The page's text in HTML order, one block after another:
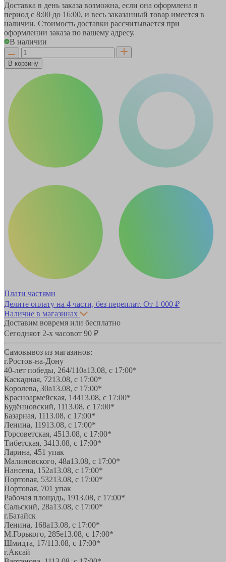
Доставка в день заказа возможна, если она оформлена в
период с 8:00 до 16:00, и весь заказанный товар имеется в
наличии. Стоимость доставки рассчитывается при
оформлении заказа по вашему адресу.
В наличии
В корзину
Плати частями
Делите оплату на 4 части, без переплат. От 1 000 ₽
Наличие в магазинах
Доставим вовремя или бесплатно
Сегодняот 2-х часовот 90 ₽
Самовывоз из магазинов:
г.Ростов-на-Дону
40-лет победы, 264/110а13.08, с 17:00*
Каскадная, 7213.08, с 17:00*
Королева, 30а13.08, с 17:00*
Красноармейская, 14413.08, с 17:00*
Будённовский, 1113.08, с 17:00*
Базарная, 1113.08, с 17:00*
Ленина, 11913.08, с 17:00*
Горсоветская, 4513.08, с 17:00*
Тибетская, 3413.08, с 17:00*
Ларина, 451 упак
Малиновского, 48а13.08, с 17:00*
Нансена, 152а13.08, с 17:00*
Портовая, 53213.08, с 17:00*
Портовая, 701 упак
Рабочая площадь, 1913.08, с 17:00*
Сальский, 28a13.08, с 17:00*
г.Батайск
Ленина, 168а13.08, с 17:00*
М.Горького, 285е13.08, с 17:00*
Шмидта, 17/113.08, с 17:00*
г.Аксай